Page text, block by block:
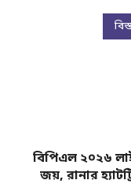
বিপিএল ২০২৬
জয়, রানার